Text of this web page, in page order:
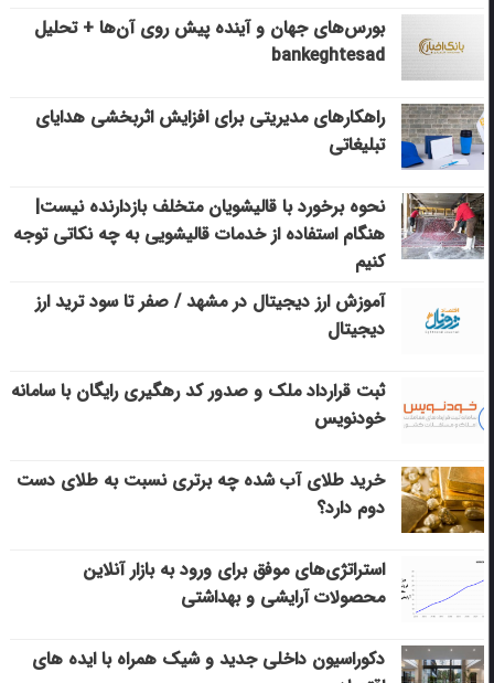
بورس‌های جهان و آینده پیش روی آن‌ها + تحلیل
bankeghtesad
راهکارهای مدیریتی برای افزایش اثربخشی هدایای
تبلیغاتی
نحوه برخورد با قالیشویان متخلف بازدارنده نیست|
هنگام استفاده از خدمات قالیشویی به چه نکاتی توجه
کنیم
آموزش ارز دیجیتال در مشهد / صفر تا سود ترید ارز
دیجیتال
ثبت قرارداد ملک و صدور کد رهگیری رایگان با سامانه
خودنویس
خرید طلای آب شده چه برتری نسبت به طلای دست
دوم دارد؟
استراتژی‌های موفق برای ورود به بازار آنلاین
محصولات آرایشی و بهداشتی
دکوراسیون داخلی جدید و شیک همراه با ایده های